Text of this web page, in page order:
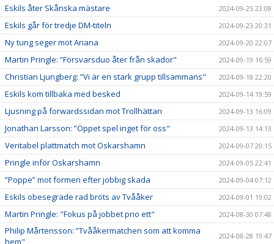
Eskils åter Skånska mästare 2024-09-25 23:08
Eskils går för tredje DM-titeln 2024-09-23 20:31
Ny tung seger mot Ariana 2024-09-20 22:07
Martin Pringle: ”Försvarsduo åter från skador" 2024-09-19 16:59
Christian Ljungberg: ”Vi är en stark grupp tillsammans" 2024-09-18 22:20
Eskils kom tillbaka med besked 2024-09-14 19:59
Ljusning på forwardssidan mot Trollhättan 2024-09-13 16:09
Jonathan Larsson: ”Öppet spel inget för oss" 2024-09-13 14:13
Veritabel plattmatch mot Oskarshamn 2024-09-07 20:15
Pringle inför Oskarshamn 2024-09-05 22:41
”Poppe” mot formen efter jobbig skada 2024-09-04 07:12
Eskils obesegrade rad bröts av Tvååker 2024-09-01 19:02
Martin Pringle: "Fokus på jobbet prio ett" 2024-08-30 07:48
Philip Mårtensson: ”Tvååkermatchen som att komma
hem"
2024-08-28 19:47